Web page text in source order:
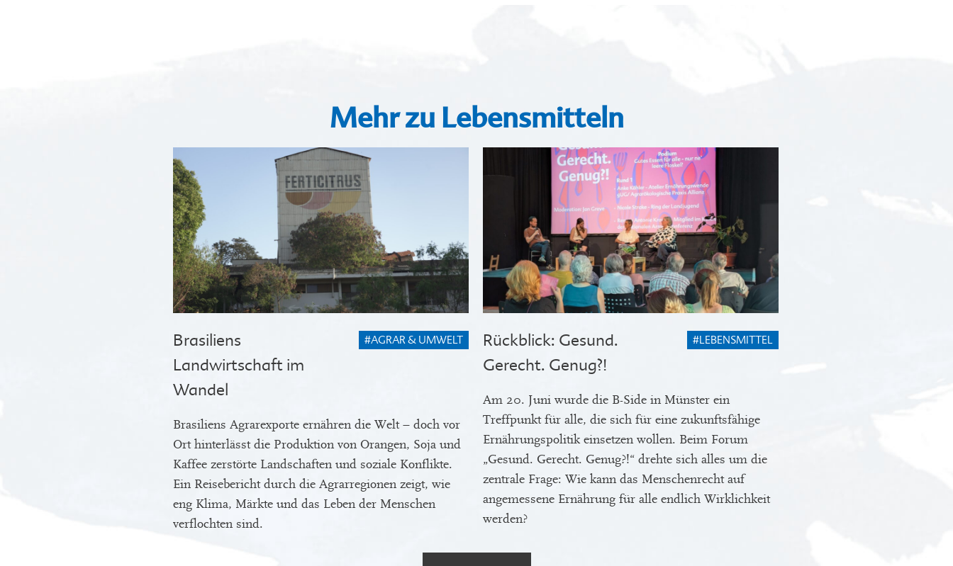
Mehr zu Lebensmitteln
#AGRAR & UMWELT
Brasiliens
Landwirtschaft im
Wandel
Brasiliens Agrarexporte ernähren die Welt – doch vor
Ort hinterlässt die Produktion von Orangen, Soja und
Kaffee zerstörte Landschaften und soziale Konflikte.
Ein Reisebericht durch die Agrarregionen zeigt, wie
eng Klima, Märkte und das Leben der Menschen
verflochten sind.
#LEBENSMITTEL
Rückblick: Gesund.
Gerecht. Genug?!
Am 20. Juni wurde die B-Side in Münster ein
Treffpunkt für alle, die sich für eine zukunftsfähige
Ernährungspolitik einsetzen wollen. Beim Forum
„Gesund. Gerecht. Genug?!“ drehte sich alles um die
zentrale Frage: Wie kann das Menschenrecht auf
angemessene Ernährung für alle endlich Wirklichkeit
werden?